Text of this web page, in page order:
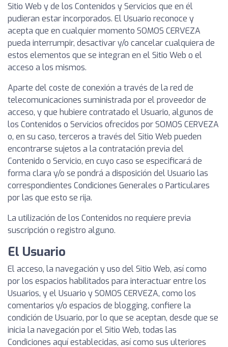
Sitio Web y de los Contenidos y Servicios que en él
pudieran estar incorporados. El Usuario reconoce y
acepta que en cualquier momento SOMOS CERVEZA
pueda interrumpir, desactivar y/o cancelar cualquiera de
estos elementos que se integran en el Sitio Web o el
acceso a los mismos.
Aparte del coste de conexión a través de la red de
telecomunicaciones suministrada por el proveedor de
acceso, y que hubiere contratado el Usuario, algunos de
los Contenidos o Servicios ofrecidos por SOMOS CERVEZA
o, en su caso, terceros a través del Sitio Web pueden
encontrarse sujetos a la contratación previa del
Contenido o Servicio, en cuyo caso se especificará de
forma clara y/o se pondrá a disposición del Usuario las
correspondientes Condiciones Generales o Particulares
por las que esto se rija.
La utilización de los Contenidos no requiere previa
suscripción o registro alguno.
El Usuario
El acceso, la navegación y uso del Sitio Web, así como
por los espacios habilitados para interactuar entre los
Usuarios, y el Usuario y SOMOS CERVEZA, como los
comentarios y/o espacios de blogging, confiere la
condición de Usuario, por lo que se aceptan, desde que se
inicia la navegación por el Sitio Web, todas las
Condiciones aquí establecidas, así como sus ulteriores